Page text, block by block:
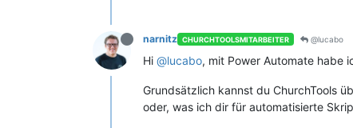
narnitz CHURCHTOOLSMITARBEITER @lucabo
Hi @lucabo, mit Power Automate habe
Grundsätzlich kannst du ChurchTools
oder, was ich dir für automatisierte